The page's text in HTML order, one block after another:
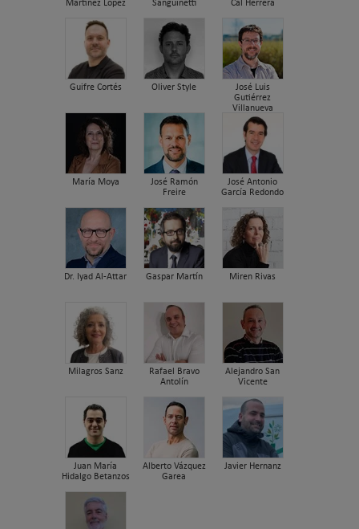
Martínez López Sanguinetti Cal Herrera
Guifre Cortés Oliver Style
José Luis
Gutiérrez
Villanueva
María Moya
José Ramón
Freire
José Antonio
García Redondo
Dr. Iyad Al-Attar Gaspar Martín Miren Rivas
Milagros Sanz
Rafael Bravo
Antolín
Alejandro San
Vicente
Juan María
Hidalgo Betanzos
Alberto Vázquez
Garea
Javier Hernanz